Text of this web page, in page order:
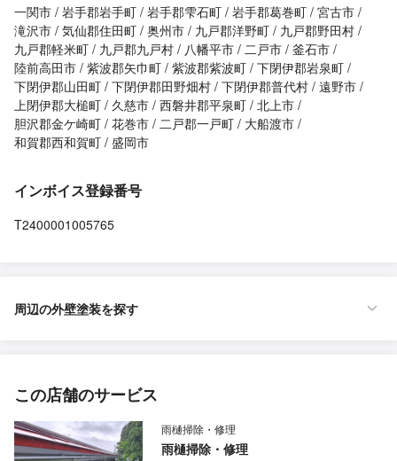
一関市 岩手郡岩手町 岩手郡雫石町 岩手郡葛巻町 宮古市
滝沢市 気仙郡住田町 奥州市 九戸郡洋野町
九戸郡野田村
九戸郡軽米町
九戸郡九戸村 八幡平市 二戸市 釜石市
陸前高田市 紫波郡矢巾町 紫波郡紫波町 下閉伊郡岩泉町
下閉伊郡山田町 下閉伊郡田野畑村 下閉伊郡普代村 遠野市
上閉伊郡大槌町
久慈市 西磐井郡平泉町 北上市
胆沢郡金ケ崎町 花巻市 二戸郡一戸町
大船渡市
和賀郡西和賀町 盛岡市
インボイス登録番号
T2400001005765
周辺の外壁塗装を探す
この店舗のサービス
雨樋掃除・修理
雨樋掃除・修理